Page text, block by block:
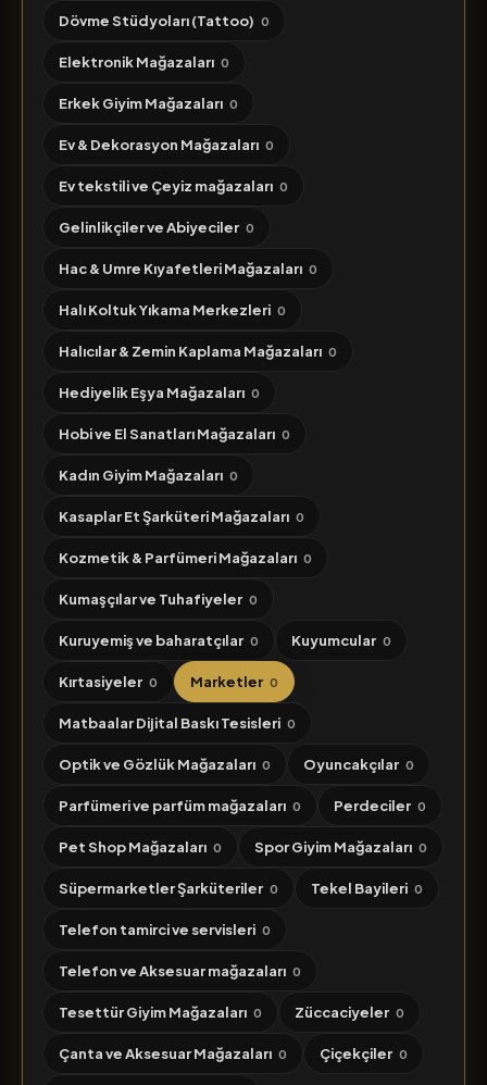
Dövme Stüdyoları (Tattoo) 0
Elektronik Mağazaları 0
Erkek Giyim Mağazaları 0
Ev & Dekorasyon Mağazaları 0
Ev tekstili ve Çeyiz mağazaları 0
Gelinlikçiler ve Abiyeciler 0
Hac & Umre Kıyafetleri Mağazaları 0
Halı Koltuk Yıkama Merkezleri 0
Halıcılar & Zemin Kaplama Mağazaları 0
Hediyelik Eşya Mağazaları 0
Hobi ve El Sanatları Mağazaları 0
Kadın Giyim Mağazaları 0
Kasaplar Et Şarküteri Mağazaları 0
Kozmetik & Parfümeri Mağazaları 0
Kumaşçılar ve Tuhafiyeler 0
Kuruyemiş ve baharatçılar 0 Kuyumcular 0
Kırtasiyeler 0 Marketler 0
Matbaalar Dijital Baskı Tesisleri 0
Optik ve Gözlük Mağazaları 0 Oyuncakçılar 0
Parfümeri ve parfüm mağazaları 0 Perdeciler 0
Pet Shop Mağazaları 0 Spor Giyim Mağazaları 0
Süpermarketler Şarküteriler 0 Tekel Bayileri 0
Telefon tamirci ve servisleri 0
Telefon ve Aksesuar mağazaları 0
Tesettür Giyim Mağazaları 0 Züccaciyeler 0
Çanta ve Aksesuar Mağazaları 0 Çiçekçiler 0